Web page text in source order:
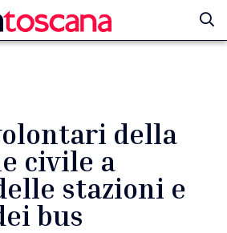
della
civile a
stazioni e
bus